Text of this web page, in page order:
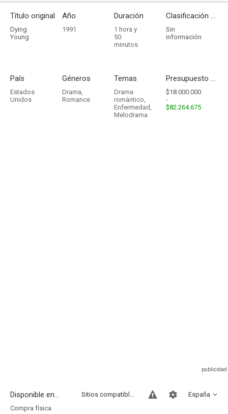
Título original
Dying
Young
Año
1991
Duración
1 hora y
50
minutos
Clasificación por edades
Sin
información
País
Estados
Unidos
Géneros
Drama,
Romance
Temas
Drama
romántico,
Enfermedad,
Melodrama
Presupuesto - Ingresos
$18.000.000
-
$82.264.675
Disponible en... España
Sitios compatibles
Compra física